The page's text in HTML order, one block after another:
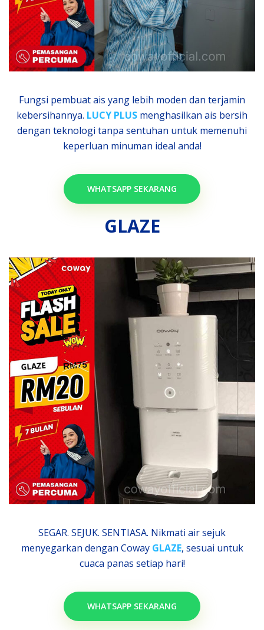
Fungsi pembuat ais yang lebih moden dan terjamin
kebersihannya. LUCY PLUS menghasilkan ais bersih
dengan teknologi tanpa sentuhan untuk memenuhi
keperluan minuman ideal anda!
WHATSAPP SEKARANG
GLAZE
SEGAR. SEJUK. SENTIASA. Nikmati air sejuk
menyegarkan dengan Coway GLAZE, sesuai untuk
cuaca panas setiap hari!
WHATSAPP SEKARANG